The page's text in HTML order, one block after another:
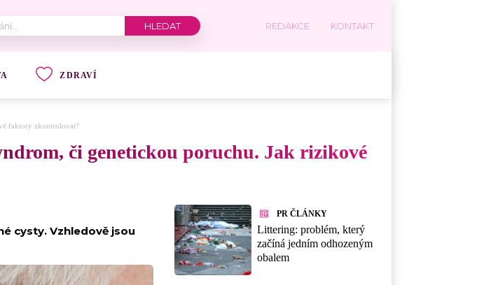
REDAKCE KONTAKT
ZDRAVÍ
faktory zkontrolovat?
či genetickou poruchu. Jak rizikové
cysty. Vzhledově jsou
PR ČLÁNKY
Littering: problém, který
začíná jedním odhozeným
obalem